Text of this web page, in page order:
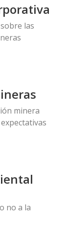
las
minera
no a la